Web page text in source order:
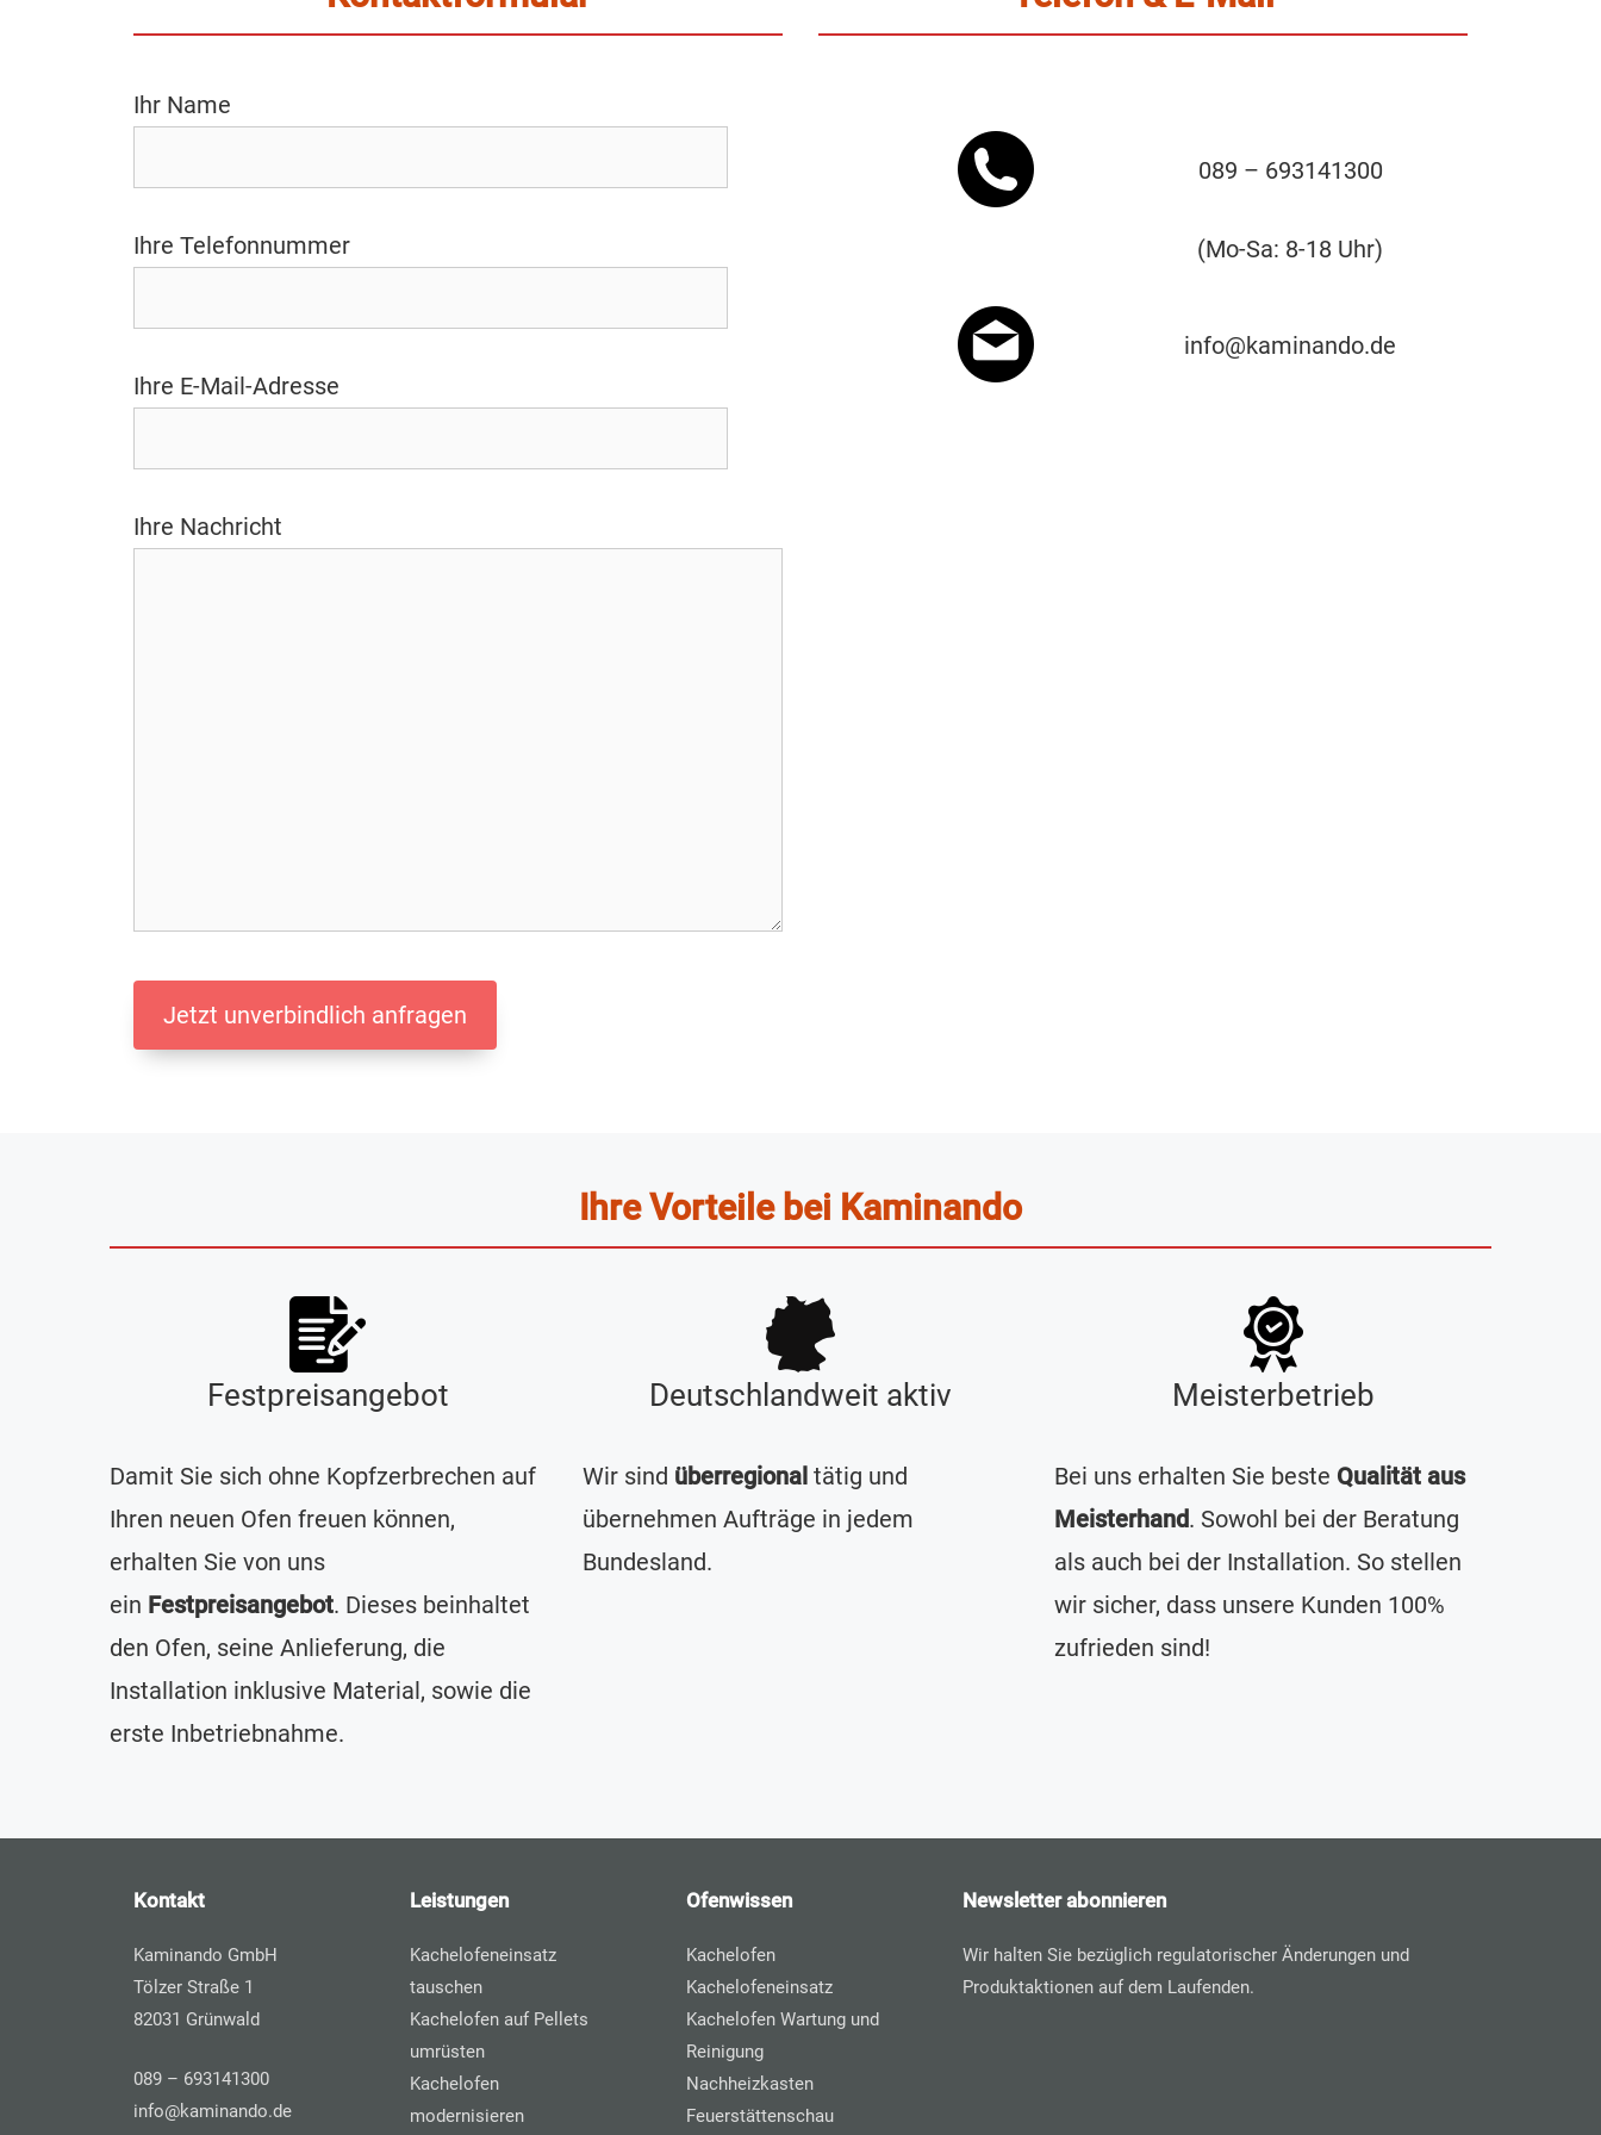
Ihr Name
Ihre Telefonnummer
Ihre E-Mail-Adresse
Ihre Nachricht
089 – 693141300
(Mo-Sa: 8-18 Uhr)
info@kaminando.de
Ihre Vorteile bei Kaminando
Festpreisangebot
Damit Sie sich ohne Kopfzerbrechen auf
Ihren neuen Ofen freuen können,
erhalten Sie von uns
ein Festpreisangebot. Dieses beinhaltet
den Ofen, seine Anlieferung, die
Installation inklusive Material, sowie die
erste Inbetriebnahme.
Deutschlandweit aktiv
Wir sind überregional tätig und
übernehmen Aufträge in jedem
Bundesland.
Meisterbetrieb
Bei uns erhalten Sie beste Qualität aus
Meisterhand. Sowohl bei der Beratung
als auch bei der Installation. So stellen
wir sicher, dass unsere Kunden 100%
zufrieden sind!
Kontakt
Kaminando GmbH
Tölzer Straße 1
82031 Grünwald
089 – 693141300
info@kaminando.de
Leistungen
Kachelofeneinsatz
tauschen
Kachelofen auf Pellets
umrüsten
Kachelofen
modernisieren
Ofenwissen
Kachelofen
Kachelofeneinsatz
Kachelofen Wartung und
Reinigung
Nachheizkasten
Feuerstättenschau
Newsletter abonnieren
Wir halten Sie bezüglich regulatorischer Änderungen und
Produktaktionen auf dem Laufenden.